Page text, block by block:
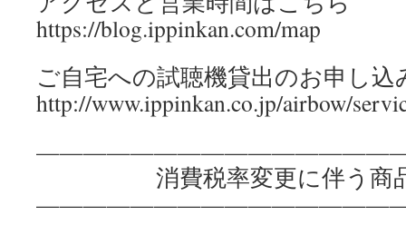
https://blog.ippinkan.com/map
ご自宅への試聴機貸出のお申し
http://www.ippinkan.co.jp/airbow/
消費税率変更に伴う商品